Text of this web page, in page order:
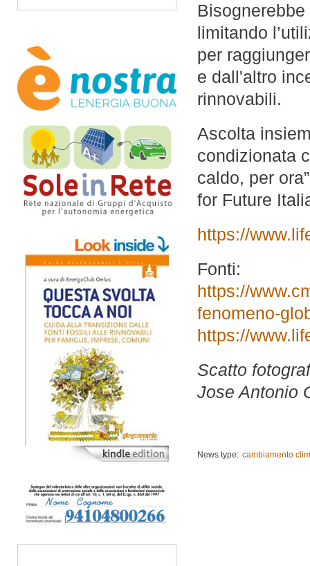
limitando
per
e dall'altro
rinnovabili.
Ascolta
condizionata
caldo, per
for Future
https://
Fonti:
https://
fenomeno-
https://
Scatto
Jose Antonio
News type: cambiamento